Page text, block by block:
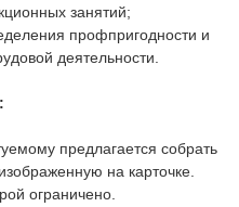
занятий;
профпригодности и
деятельности.
предлагается собрать
на карточке.
ограничено.